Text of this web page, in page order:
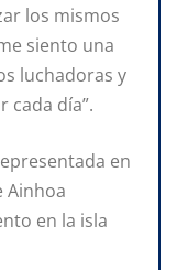
los mismos
siento una
luchadoras y
cada día”.
en
Ainhoa
en la isla